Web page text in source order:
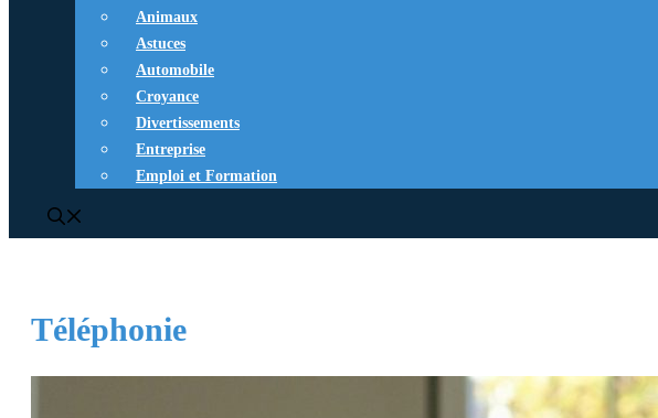
Animaux
Astuces
Automobile
Croyance
Divertissements
Entreprise
Emploi et Formation
Téléphonie